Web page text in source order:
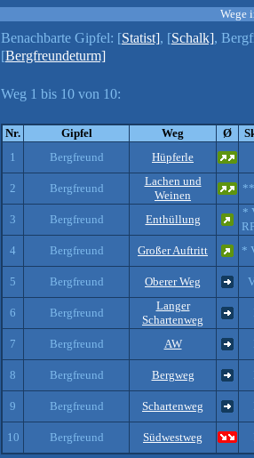
Wege
Benachbarte Gipfel: [Statist], [Schalk],
[Bergfreundeturm]
Weg 1 bis 10 von 10:
Nr. Gipfel Weg Ø
1
Bergfreund Hüpferle
2 Bergfreund
Lachen und
Weinen
3 Bergfreund Enthüllung
*
4
Bergfreund Großer Auftritt *
5 Bergfreund Oberer Weg
6 Bergfreund
Langer
Schartenweg
7 Bergfreund AW
8 Bergfreund Bergweg
9 Bergfreund Schartenweg
10 Bergfreund Südwestweg